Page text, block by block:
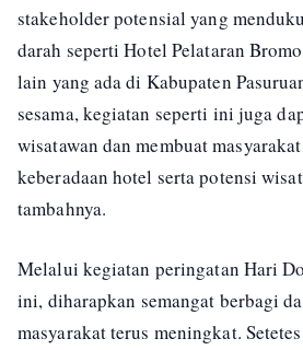
stakeholder potensial yang
darah seperti Hotel Pelataran
lain yang ada di Kabupaten
sesama, kegiatan seperti ini juga
wisatawan dan membuat
keberadaan hotel serta potensi
tambahnya.
Melalui kegiatan peringatan Hari
ini, diharapkan semangat berbagi
masyarakat terus meningkat.